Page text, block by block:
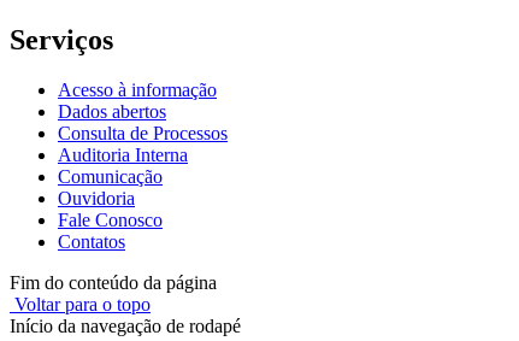
Serviços
Acesso à informação
Dados abertos
Consulta de Processos
Auditoria Interna
Comunicação
Ouvidoria
Fale Conosco
Contatos
Fim do conteúdo da página
Voltar para o topo
Início da navegação de rodapé